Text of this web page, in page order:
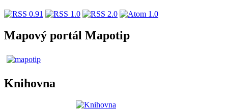
Mapový portál Mapotip
Knihovna